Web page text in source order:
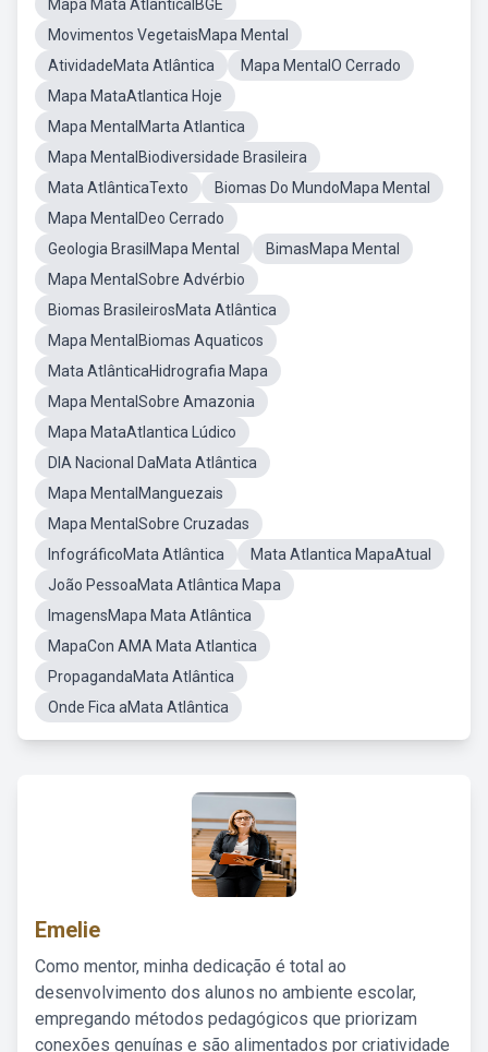
Mapa Mata AtlânticaIBGE
Movimentos VegetaisMapa Mental
AtividadeMata Atlântica
Mapa MentalO Cerrado
Mapa MataAtlantica Hoje
Mapa MentalMarta Atlantica
Mapa MentalBiodiversidade Brasileira
Mata AtlânticaTexto
Biomas Do MundoMapa Mental
Mapa MentalDeo Cerrado
Geologia BrasilMapa Mental
BimasMapa Mental
Mapa MentalSobre Advérbio
Biomas BrasileirosMata Atlântica
Mapa MentalBiomas Aquaticos
Mata AtlânticaHidrografia Mapa
Mapa MentalSobre Amazonia
Mapa MataAtlantica Lúdico
DIA Nacional DaMata Atlântica
Mapa MentalManguezais
Mapa MentalSobre Cruzadas
InfográficoMata Atlântica
Mata Atlantica MapaAtual
João PessoaMata Atlântica Mapa
ImagensMapa Mata Atlântica
MapaCon AMA Mata Atlantica
PropagandaMata Atlântica
Onde Fica aMata Atlântica
Emelie
Como mentor, minha dedicação é total ao
desenvolvimento dos alunos no ambiente escolar,
empregando métodos pedagógicos que priorizam
conexões genuínas e são alimentados por criatividade